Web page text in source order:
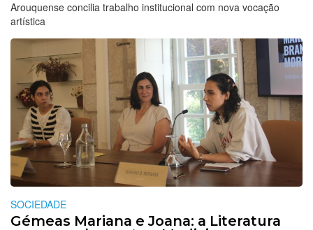
Arouquense concilia trabalho institucional com nova vocação
artística
SOCIEDADE
Gémeas Mariana e Joana: a Literatura